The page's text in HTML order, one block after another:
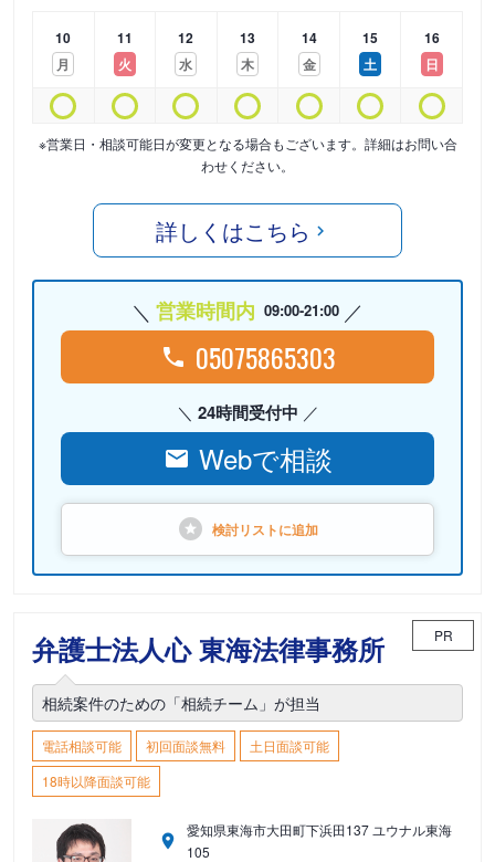
10
月
11
火
12
水
13
木
14
金
15
土
16
日
※営業日・相談可能日が変更となる場合もございます。詳細はお問い合
わせください。
詳しくはこちら
営業時間内 09:00-21:00
05075865303
24時間受付中
Webで相談
検討リストに追加
弁護士法人心 東海法律事務所 PR
相続案件のための「相続チーム」が担当
電話相談可能 初回面談無料
土日面談可能
18時以降面談可能
愛知県東海市大田町下浜田137 ユウナル東海
105